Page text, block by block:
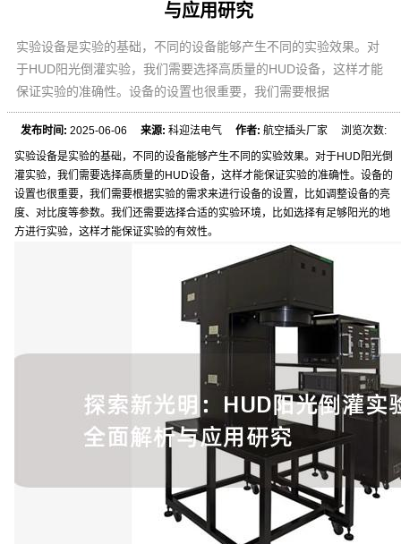
与应用研究
实验设备是实验的基础，不同的设备能够产生不同的实验效果。对
于HUD阳光倒灌实验，我们需要选择高质量的HUD设备，这样才能
保证实验的准确性。设备的设置也很重要，我们需要根据
发布时间: 2025-06-06来源: 科迎法电气作者: 航空插头厂家 浏览次数:
实验设备是实验的基础，不同的设备能够产生不同的实验效果。对于HUD阳光倒
灌实验，我们需要选择高质量的HUD设备，这样才能保证实验的准确性。设备的
设置也很重要，我们需要根据实验的需求来进行设备的设置，比如调整设备的亮
度、对比度等参数。我们还需要选择合适的实验环境，比如选择有足够阳光的地
方进行实验，这样才能保证实验的有效性。